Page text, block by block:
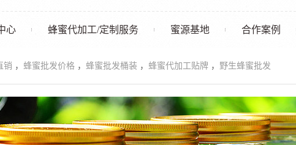
心 蜂蜜代加工/定制服务 蜜源基地 合作案例
销 ， 蜂蜜批发价格 ， 蜂蜜批发桶装 ， 蜂蜜代加工贴牌 ， 野生蜂蜜批发